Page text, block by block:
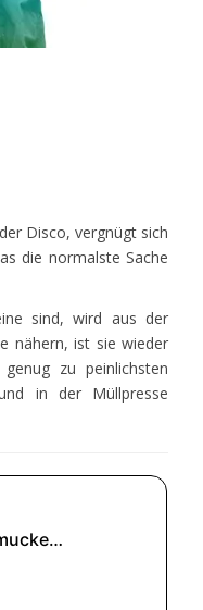
Disco, vergnügt sich
die normalste Sache
sind, wird aus der
nähern, ist sie wieder
zu peinlichsten
in der Müllpresse